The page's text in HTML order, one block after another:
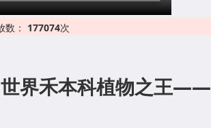
数： 177074次
界禾本科植物之王——